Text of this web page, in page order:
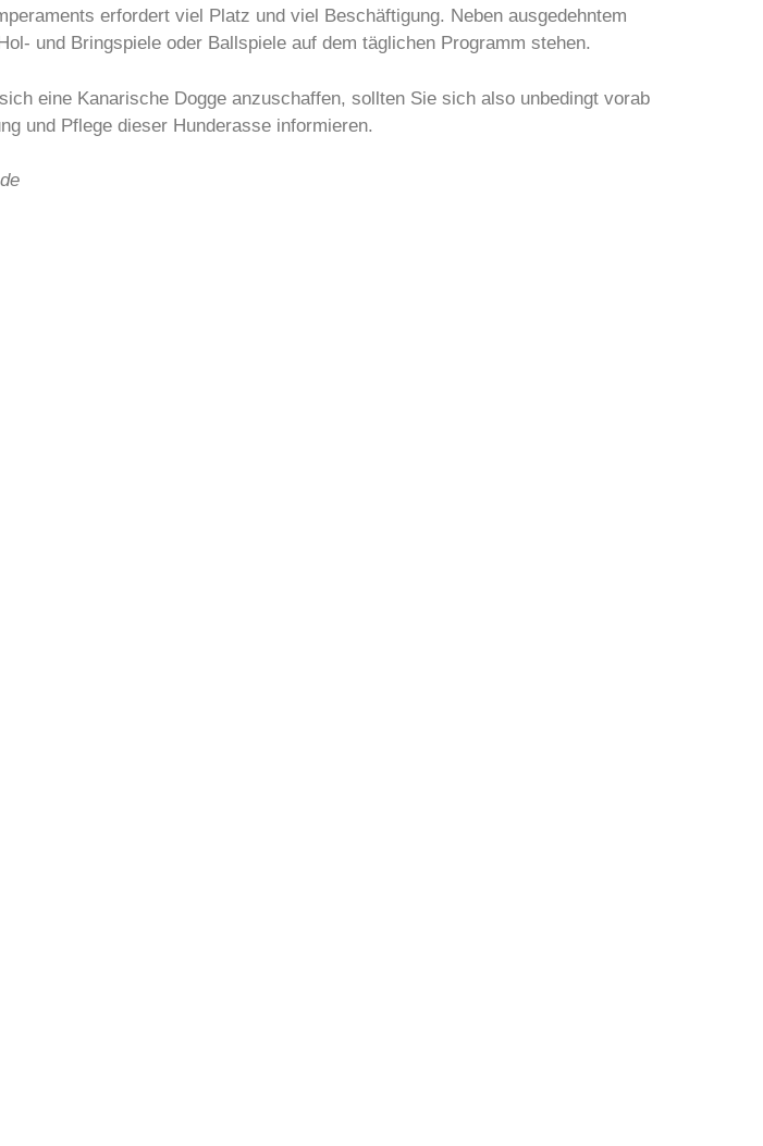
erfordert viel Platz und viel Beschäftigung. Neben ausgedehntem
und Bringspiele oder Ballspiele auf dem täglichen Programm stehen.
eine Kanarische Dogge anzuschaffen, sollten Sie sich also unbedingt vorab
und Pflege dieser Hunderasse informieren.